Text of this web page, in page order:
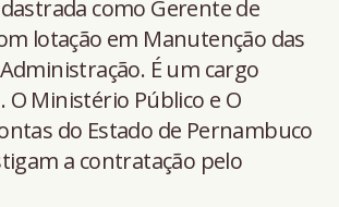
como Gerente de
lotação em Manutenção das
É um cargo
O Ministério Público e O
do Estado de Pernambuco
a contratação pelo